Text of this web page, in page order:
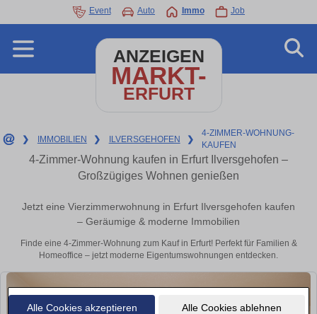
Alle Cookies akzeptieren Alle Cookies ablehnen
Event Auto Immo Job
ANZEIGEN
MARKT-
ERFURT
❯ IMMOBILIEN ❯ ILVERSGEHOFEN ❯
4-ZIMMER-WOHNUNG-
KAUFEN
4-Zimmer-Wohnung kaufen in Erfurt Ilversgehofen –
Großzügiges Wohnen genießen
Jetzt eine Vierzimmerwohnung in Erfurt Ilversgehofen kaufen
– Geräumige & moderne Immobilien
Finde eine 4-Zimmer-Wohnung zum Kauf in Erfurt! Perfekt für Familien &
Homeoffice – jetzt moderne Eigentumswohnungen entdecken.